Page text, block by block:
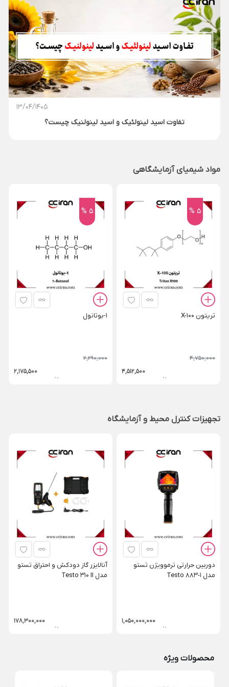
13/04/1405
تفاوت اسید لینولئیک و اسید لینولنیک چیست؟
مواد شیمیای آزمایشگاهی
5 %
تریتون X-100
4,750,000
4,512,500
5 %
1-بوتانول
2,290,000
2,175,500
تجهیزات کنترل محیط و آزمایشگاه
دوربین حرارتی ترموویژن تستو
مدل Testo 883-1
1,050,000,000
آنالایزر گاز دودکش و احتراق تستو
مدل Testo 310 II
178,300,000
محصولات ویژه